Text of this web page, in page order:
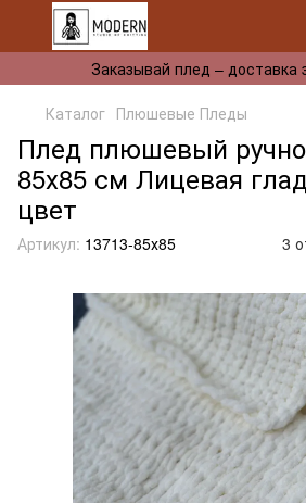
Заказывай плед – доставка
Каталог Плюшевые Пледы
Плед плюшевый
85х85 см Лицевая
цвет
Артикул: 13713-85х85 3